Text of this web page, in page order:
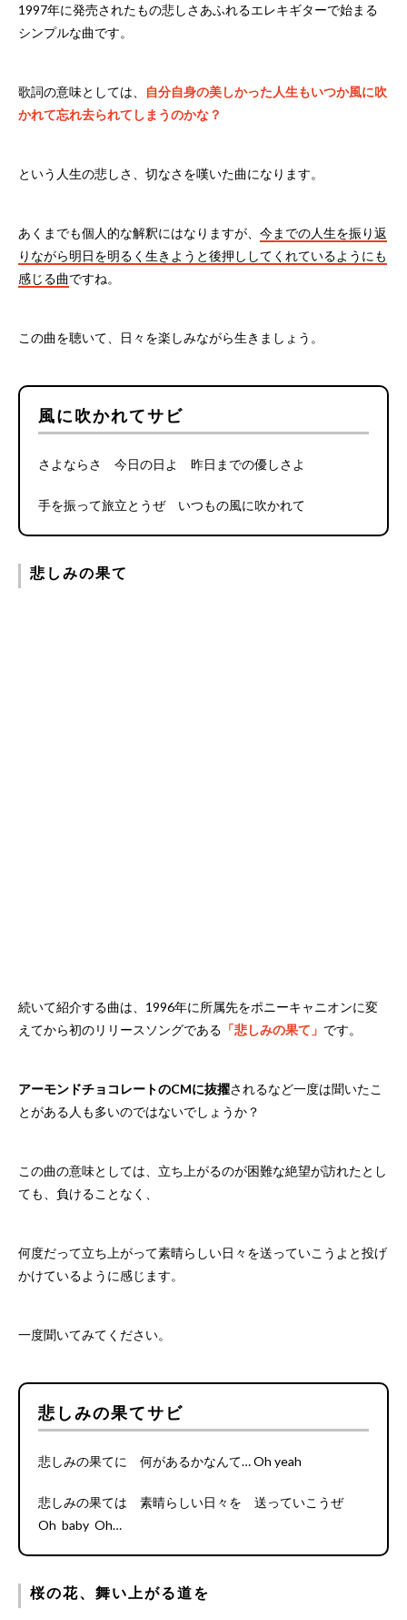
1997年に発売されたもの悲しさあふれるエレキギターで始まる
シンプルな曲です。
歌詞の意味としては、
自分自身の美しかった人生もいつか風に吹
かれて忘れ去られてしまうのかな？
という人生の悲しさ、切なさを嘆いた曲になります。
あくまでも個人的な解釈にはなりますが、 今までの人生を振り返
りながら明日を明るく生きようと後押ししてくれているようにも
感じる曲ですね。
この曲を聴いて、日々を楽しみながら生きましょう。
風に吹かれてサビ
さよならさ 今日の日よ 昨日までの優しさよ
手を振って旅立とうぜ いつもの風に吹かれて
悲しみの果て
続いて紹介する曲は、1996年に所属先をポニーキャニオンに変
えてから初のリリースソングである 「悲しみの果て」 です。
アーモンドチョコレートのCMに抜擢されるなど一度は聞いたこ
とがある人も多いのではないでしょうか？
この曲の意味としては、立ち上がるのが困難な絶望が訪れたとし
ても、負けることなく、
何度だって立ち上がって素晴らしい日々を送っていこうよと投げ
かけているように感じます。
一度聞いてみてください。
悲しみの果てサビ
悲しみの果てに 何があるかなんて… Oh yeah
悲しみの果ては 素晴らしい日々を 送っていこうぜ
Oh baby Oh…
桜の花、舞い上がる道を